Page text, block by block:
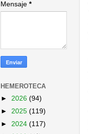
Mensaje *
HEMEROTECA
► 2026 (94)
► 2025 (119)
► 2024 (117)